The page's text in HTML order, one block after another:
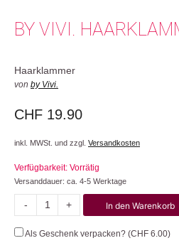
BY VIVI.
Haarklammer
von by Vivi.
CHF 19.90
inkl. MWSt. und zzgl. Versandkosten
Verfügbarkeit: Vorrätig
Versanddauer: ca. 4-5 Werktage
-
Classic
+ In den Warenkorb
Als Geschenk verpacken? (CHF 6.00)